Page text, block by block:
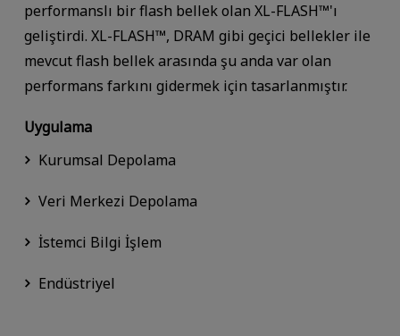
performanslı bir flash bellek olan XL-FLASH™'ı
geliştirdi. XL-FLASH™, DRAM gibi geçici bellekler ile
mevcut flash bellek arasında şu anda var olan
performans farkını gidermek için tasarlanmıştır.
Uygulama
Kurumsal Depolama
Veri Merkezi Depolama
İstemci Bilgi İşlem
Endüstriyel